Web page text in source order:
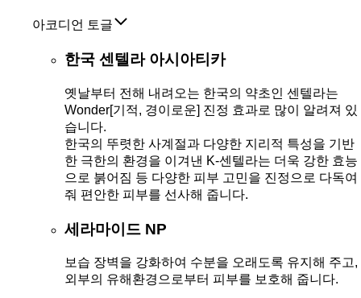
아코디언 토글
한국 센텔라 아시아티카
옛날부터 전해 내려오는 한국의 약초인 센텔라는
Wonder[기적, 경이로운] 진정 효과로 많이 알려져 있
습니다.
한국의 뚜렷한 사계절과 다양한 지리적 특성을 기반
한 극한의 환경을 이겨낸 K-센텔라는 더욱 강한 효능
으로 붉어짐 등 다양한 피부 고민을 진정으로 다독여
줘 편안한 피부를 선사해 줍니다.
세라마이드 NP
보습 장벽을 강화하여 수분을 오래도록 유지해 주고,
외부의 유해환경으로부터 피부를 보호해 줍니다.